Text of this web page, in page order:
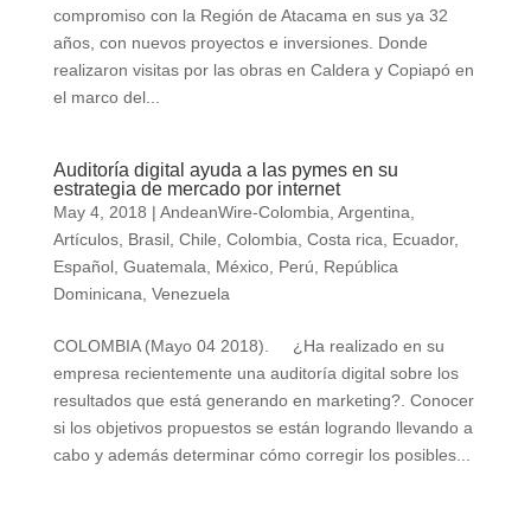
compromiso con la Región de Atacama en sus ya 32
años, con nuevos proyectos e inversiones. Donde
realizaron visitas por las obras en Caldera y Copiapó en
el marco del...
Auditoría digital ayuda a las pymes en su
estrategia de mercado por internet
May 4, 2018 | AndeanWire-Colombia Argentina
Artículos, Brasil, Chile Colombia Costa rica Ecuador,
Español, Guatemala México, Perú
República
Dominicana Venezuela
COLOMBIA (Mayo 04 2018). ¿Ha realizado en su
empresa recientemente una auditoría digital sobre los
resultados que está generando en marketing?. Conocer
si los objetivos propuestos se están logrando llevando a
cabo y además determinar cómo corregir los posibles...